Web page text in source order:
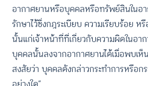
อากาศยานหรือบุคคลหรือทรัพย์สินในอ
รักษาไว้ซึ่งกฎระเบียบ ความเรียบร้อย ห
นั้นแก่เจ้าหน้าที่ที่เกี่ยวกับความผิดในอา
บุคคลนั้นลงจากอากาศยานได้เมื่อพบเห็
สงสัยว่า บุคคลดังกล่าวกระทำการหรือก